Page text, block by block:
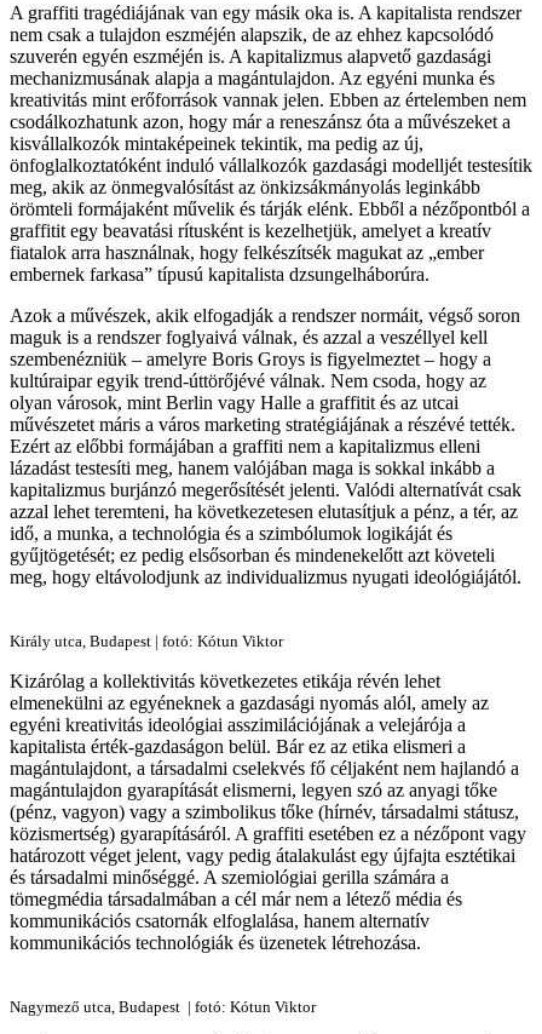
A graffiti tragédiájának van egy másik oka is. A kapitalista rendszer
nem csak a tulajdon eszméjén alapszik, de az ehhez kapcsolódó
szuverén egyén eszméjén is. A kapitalizmus alapvető gazdasági
mechanizmusának alapja a magántulajdon. Az egyéni munka és
kreativitás mint erőforrások vannak jelen. Ebben az értelemben nem
csodálkozhatunk azon, hogy már a reneszánsz óta a művészeket a
kisvállalkozók mintaképeinek tekintik, ma pedig az új,
önfoglalkoztatóként induló vállalkozók gazdasági modelljét testesítik
meg, akik az önmegvalósítást az önkizsákmányolás leginkább
örömteli formájaként művelik és tárják elénk. Ebből a nézőpontból a
graffitit egy beavatási rítusként is kezelhetjük, amelyet a kreatív
fiatalok arra használnak, hogy felkészítsék magukat az „ember
embernek farkasa” típusú kapitalista dzsungelháborúra.
Azok a művészek, akik elfogadják a rendszer normáit, végső soron
maguk is a rendszer foglyaivá válnak, és azzal a veszéllyel kell
szembenézniük – amelyre Boris Groys is figyelmeztet – hogy a
kultúraipar egyik trend-úttörőjévé válnak. Nem csoda, hogy az
olyan városok, mint Berlin vagy Halle a graffitit és az utcai
művészetet máris a város marketing stratégiájának a részévé tették.
Ezért az előbbi formájában a graffiti nem a kapitalizmus elleni
lázadást testesíti meg, hanem valójában maga is sokkal inkább a
kapitalizmus burjánzó megerősítését jelenti. Valódi alternatívát csak
azzal lehet teremteni, ha következetesen elutasítjuk a pénz, a tér, az
idő, a munka, a technológia és a szimbólumok logikáját és
gyűjtögetését; ez pedig elsősorban és mindenekelőtt azt követeli
meg, hogy eltávolodjunk az individualizmus nyugati ideológiájától.
Király utca, Budapest | fotó: Kótun Viktor
Kizárólag a kollektivitás következetes etikája révén lehet
elmenekülni az egyéneknek a gazdasági nyomás alól, amely az
egyéni kreativitás ideológiai asszimilációjának a velejárója a
kapitalista érték-gazdaságon belül. Bár ez az etika elismeri a
magántulajdont, a társadalmi cselekvés fő céljaként nem hajlandó a
magántulajdon gyarapítását elismerni, legyen szó az anyagi tőke
(pénz, vagyon) vagy a szimbolikus tőke (hírnév, társadalmi státusz,
közismertség) gyarapításáról. A graffiti esetében ez a nézőpont vagy
határozott véget jelent, vagy pedig átalakulást egy újfajta esztétikai
és társadalmi minőséggé. A szemiológiai gerilla számára a
tömegmédia társadalmában a cél már nem a létező média és
kommunikációs csatornák elfoglalása, hanem alternatív
kommunikációs technológiák és üzenetek létrehozása.
Nagymező utca, Budapest | fotó: Kótun Viktor